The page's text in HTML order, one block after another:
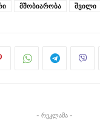
მშობიარობა შვილი
- რეკლამა -